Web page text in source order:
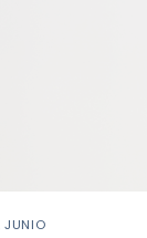
JUNIO